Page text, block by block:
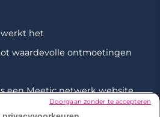
werkt het
waardevolle ontmoetingen
eenMeetic netwerkwebsite.
Doorgaan zonder te accepteren